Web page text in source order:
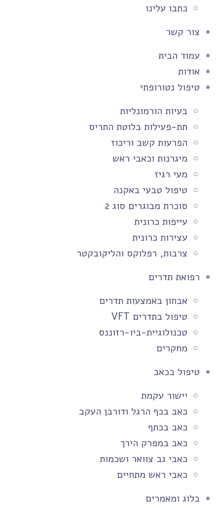
כתבו עלינו
צור קשר
עמוד הבית
אודות
טיפול נטורופתי
בעיות הורמונליות
תת-פעילות בלוטת התריס
הפרעות קשב וריכוז
מיגרנות וכאבי ראש
מעי רגיז
טיפול טבעי באקנה
סוכרת מבוגרים סוג 2
עייפות כרונית
עצירות כרונית
צרבות, רפלוקס והליקובקטר
רפואת תדרים
אבחון באמצעות תדרים
טיפול בתדרים VFT
טכנולוגיית-ביו-רזוננס
מחקרים
טיפול בכאב
יישור עקמת
כאב בכף הרגל ודורבן העקב
כאב בכתף
כאב במפרק הירך
כאבי גב צוואר ושכמות
כאבי ראש מתחיים
בלוג ומאמרים